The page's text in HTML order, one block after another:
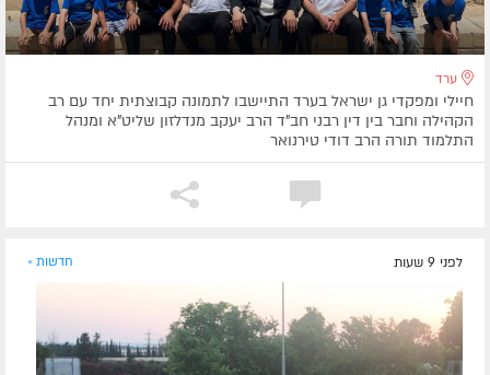
ערד
חיילי ומפקדי גן ישראל בערד התיישבו לתמונה קבוצתית יחד עם רב
הקהילה וחבר בין דין רבני חב"ד הרב יעקב מנדלזון שליט"א ומנהל
התלמוד תורה הרב דודי טירנואר
לפני 9 שעות חדשות »